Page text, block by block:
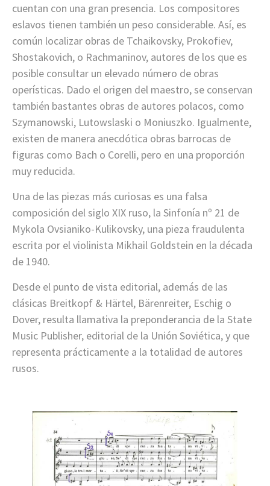
cuentan con una gran presencia. Los compositores
eslavos tienen también un peso considerable. Así, es
común localizar obras de Tchaikovsky, Prokofiev,
Shostakovich, o Rachmaninov, autores de los que es
posible consultar un elevado número de obras
operísticas. Dado el origen del maestro, se conservan
también bastantes obras de autores polacos, como
Szymanowski, Lutowslaski o Moniuszko. Igualmente,
existen de manera anecdótica obras barrocas de
figuras como Bach o Corelli, pero en una proporción
muy reducida.
Una de las piezas más curiosas es una falsa
composición del siglo XIX ruso, la Sinfonía nº 21 de
Mykola Ovsianiko-Kulikovsky, una pieza fraudulenta
escrita por el violinista Mikhail Goldstein en la década
de 1940.
Desde el punto de vista editorial, además de las
clásicas Breitkopf & Härtel, Bärenreiter, Eschig o
Dover, resulta llamativa la preponderancia de la State
Music Publisher, editorial de la Unión Soviética, y que
representa prácticamente a la totalidad de autores
rusos.